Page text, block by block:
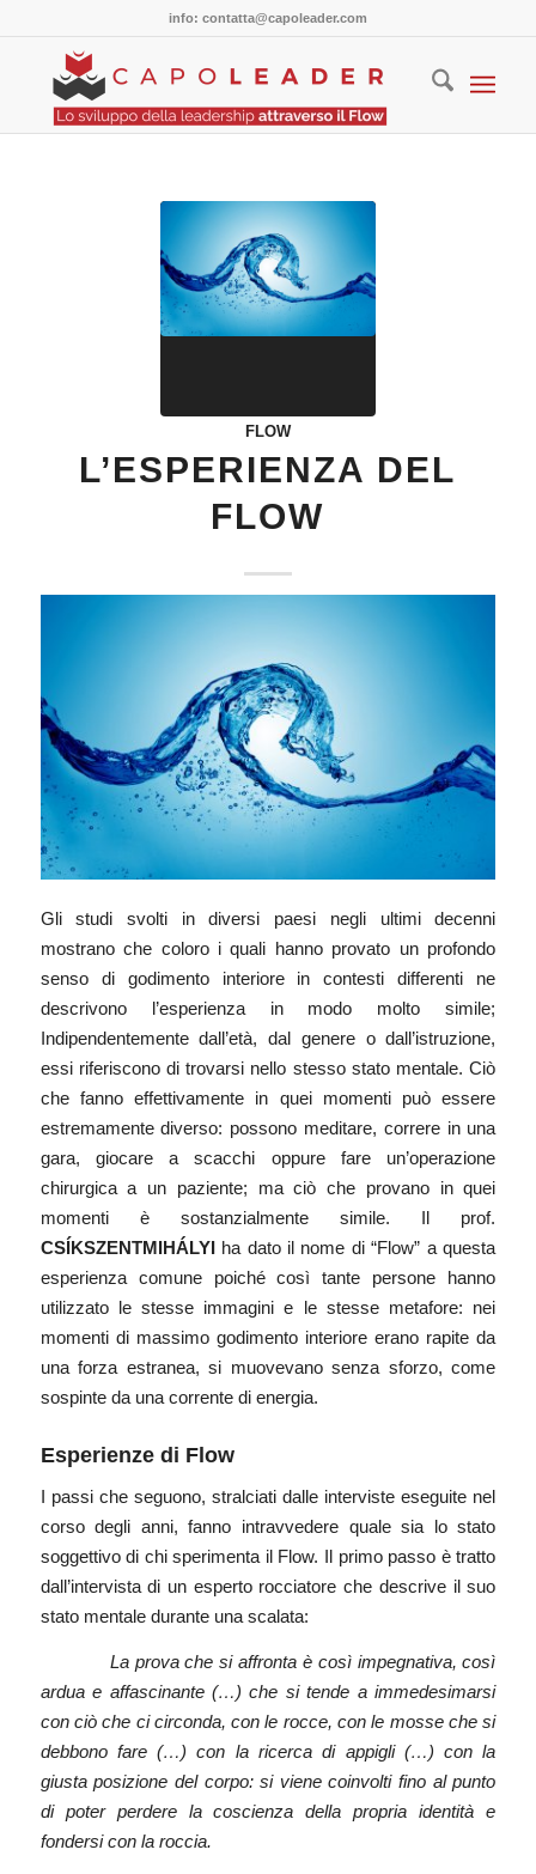
info: contatta@capoleader.com
FLOW
L’ESPERIENZA DEL
FLOW
Gli studi svolti in diversi paesi negli ultimi decenni
mostrano che coloro i quali hanno provato un profondo
senso di godimento interiore in contesti differenti ne
descrivono l’esperienza in modo molto simile;
Indipendentemente dall’età, dal genere o dall’istruzione,
essi riferiscono di trovarsi nello stesso stato mentale. Ciò
che fanno effettivamente in quei momenti può essere
estremamente diverso: possono meditare, correre in una
gara, giocare a scacchi oppure fare un’operazione
chirurgica a un paziente; ma ciò che provano in quei
momenti è sostanzialmente simile. Il prof.
CSÍKSZENTMIHÁLYIha dato il nome di “Flow” a questa
esperienza comune poiché così tante persone hanno
utilizzato le stesse immagini e le stesse metafore: nei
momenti di massimo godimento interiore erano rapite da
una forza estranea, si muovevano senza sforzo, come
sospinte da una corrente di energia.
Esperienze di Flow
I passi che seguono, stralciati dalle interviste eseguite nel
corso degli anni, fanno intravvedere quale sia lo stato
soggettivo di chi sperimenta il Flow. Il primo passo è tratto
dall’intervista di un esperto rocciatore che descrive il suo
stato mentale durante una scalata:
La prova che si affronta è così impegnativa, così
ardua e affascinante (…) che si tende a immedesimarsi
con ciò che ci circonda, con le rocce, con le mosse che si
debbono fare (…) con la ricerca di appigli (…) con la
giusta posizione del corpo: si viene coinvolti fino al punto
di poter perdere la coscienza della propria identità e
fondersi con la roccia.